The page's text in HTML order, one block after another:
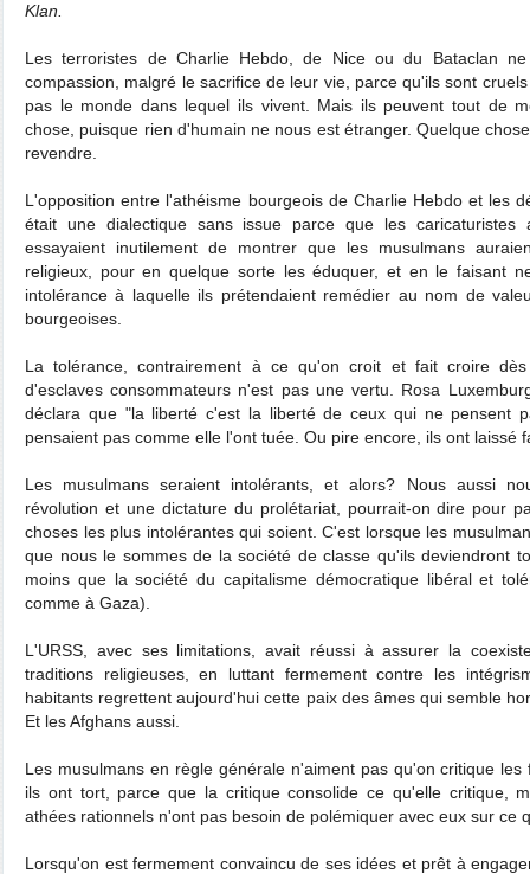
Klan.
Les terroristes de Charlie Hebdo, de Nice ou du Bataclan
compassion, malgré le sacrifice de leur vie, parce qu'ils sont
pas le monde dans lequel ils vivent. Mais ils peuvent tout de
chose, puisque rien d'humain ne nous est étranger. Quelque
revendre.
L'opposition entre l'athéisme bourgeois de Charlie Hebdo et les
était une dialectique sans issue parce que les caricaturistes
essayaient inutilement de montrer que les musulmans
religieux, pour en quelque sorte les éduquer, et en le faisant
intolérance à laquelle ils prétendaient remédier au nom de
bourgeoises.
La tolérance, contrairement à ce qu'on croit et fait croire
d'esclaves consommateurs n'est pas une vertu. Rosa
déclara que "la liberté c'est la liberté de ceux qui ne pensent
pensaient pas comme elle l'ont tuée. Ou pire encore, ils ont laissé
Les musulmans seraient intolérants, et alors? Nous aussi
révolution et une dictature du prolétariat, pourrait-on dire pour
choses les plus intolérantes qui soient. C'est lorsque les
que nous le sommes de la société de classe qu'ils deviendront
moins que la société du capitalisme démocratique libéral et
comme à Gaza).
L'URSS, avec ses limitations, avait réussi à assurer la
traditions religieuses, en luttant fermement contre les
habitants regrettent aujourd'hui cette paix des âmes qui semble
Et les Afghans aussi.
Les musulmans en règle générale n'aiment pas qu'on critique
ils ont tort, parce que la critique consolide ce qu'elle critique,
athées rationnels n'ont pas besoin de polémiquer avec eux sur ce
Lorsqu'on est fermement convaincu de ses idées et prêt à